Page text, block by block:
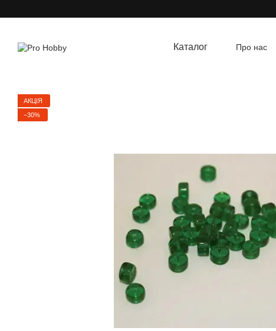
Каталог Про нас
АКЦІЯ
−30%